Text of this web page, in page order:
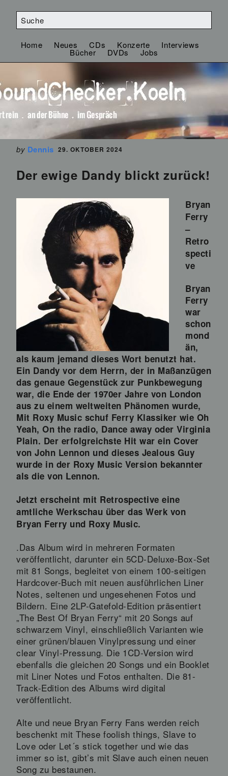
Home Neues CDs Konzerte Interviews
Bücher DVDs Jobs
by Dennis 29. OKTOBER 2024
Der ewige Dandy blickt zurück!
Bryan
Ferry
–
Retro
specti
ve
Bryan
Ferry
war
schon
mond
än,
als kaum jemand dieses Wort benutzt hat.
Ein Dandy vor dem Herrn, der in Maßanzügen
das genaue Gegenstück zur Punkbewegung
war, die Ende der 1970er Jahre von London
aus zu einem weltweiten Phänomen wurde,
Mit Roxy Music schuf Ferry Klassiker wie Oh
Yeah, On the radio, Dance away oder Virginia
Plain. Der erfolgreichste Hit war ein Cover
von John Lennon und dieses Jealous Guy
wurde in der Roxy Music Version bekannter
als die von Lennon.
Jetzt erscheint mit Retrospective eine
amtliche Werkschau über das Werk von
Bryan Ferry und Roxy Music.
.Das Album wird in mehreren Formaten
veröffentlicht, darunter ein 5CD-Deluxe-Box-Set
mit 81 Songs, begleitet von einem 100-seitigen
Hardcover-Buch mit neuen ausführlichen Liner
Notes, seltenen und ungesehenen Fotos und
Bildern. Eine 2LP-Gatefold-Edition präsentiert
„The Best Of Bryan Ferry“ mit 20 Songs auf
schwarzem Vinyl, einschließlich Varianten wie
einer grünen/blauen Vinylpressung und einer
clear Vinyl-Pressung. Die 1CD-Version wird
ebenfalls die gleichen 20 Songs und ein Booklet
mit Liner Notes und Fotos enthalten. Die 81-
Track-Edition des Albums wird digital
veröffentlicht.
Alte und neue Bryan Ferry Fans werden reich
beschenkt mit These foolish things, Slave to
Love oder Let´s stick together und wie das
immer so ist, gibt’s mit Slave auch einen neuen
Song zu bestaunen.